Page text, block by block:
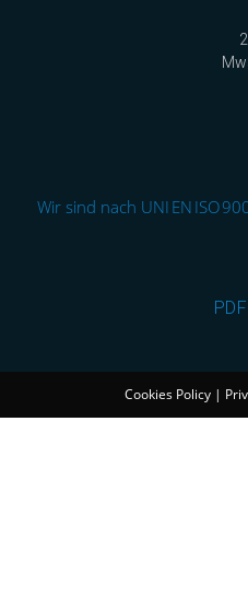
Wir sind nach UNI EN ISO
Cookies Policy |